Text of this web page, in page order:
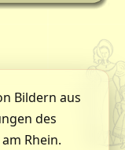
Bildern aus
des
Rhein.